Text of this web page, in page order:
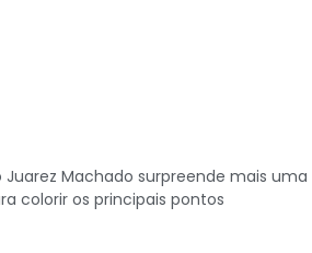
Machado surpreende mais uma
colorir os principais pontos